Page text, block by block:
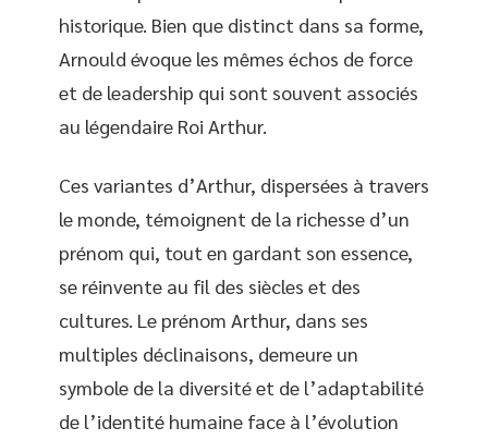
historique. Bien que distinct dans sa forme,
Arnould évoque les mêmes échos de force
et de leadership qui sont souvent associés
au légendaire Roi Arthur.
Ces variantes d’Arthur, dispersées à travers
le monde, témoignent de la richesse d’un
prénom qui, tout en gardant son essence,
se réinvente au fil des siècles et des
cultures. Le prénom Arthur, dans ses
multiples déclinaisons, demeure un
symbole de la diversité et de l’adaptabilité
de l’identité humaine face à l’évolution